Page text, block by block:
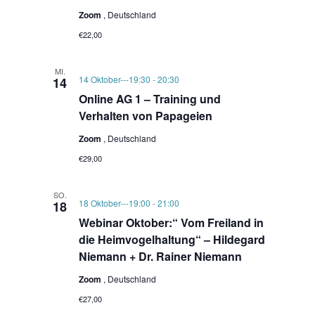
Zoom , Deutschland
€22,00
MI.
14
Online AG 1 – Training und
Verhalten von Papageien
14 Oktober---19:30 -20:30
Zoom , Deutschland
€29,00
SO.
18
Webinar Oktober:“ Vom Freiland in
die Heimvogelhaltung“ – Hildegard
Niemann + Dr. Rainer Niemann
18 Oktober---19:00 -21:00
Zoom , Deutschland
€27,00